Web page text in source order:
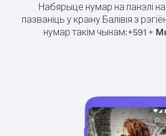
Набярыце нумар на панэлі
пазваніць у краіну Балівія з
нумар такім чынам:+591 +